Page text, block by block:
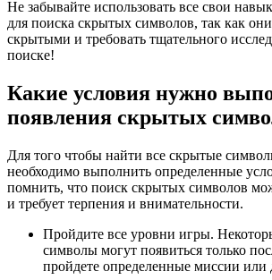
Не забывайте использовать все свои
для поиска скрытых символов, так как
скрытыми и требовать тщательного
поиске!
Какие условия нужно
появления скрытых
Для того чтобы найти все скрытые
необходимо выполнить определенные
помнить, что поиск скрытых символов
и требует терпения и внимательности.
Пройдите все уровни игры.
символы могут появиться только
пройдете определенные миссии или